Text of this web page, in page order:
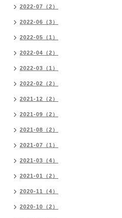
2022-07（2）
2022-06（3）
2022-05（1）
2022-04（2）
2022-03（1）
2022-02（2）
2021-12（2）
2021-09（2）
2021-08（2）
2021-07（1）
2021-03（4）
2021-01（2）
2020-11（4）
2020-10（2）